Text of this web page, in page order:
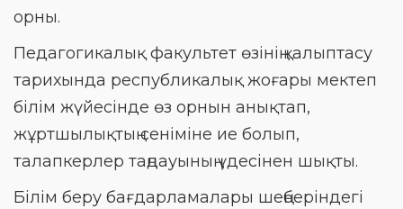
орны.
Педагогикалық факультет өзінің қалыптасу
тарихында республикалық жоғары мектеп
білім жүйесінде өз орнын анықтап,
жұртшылықтың сеніміне ие болып,
талапкерлер таңдауының үдесінен шықты.
Білім беру бағдарламалары шеңберіндегі